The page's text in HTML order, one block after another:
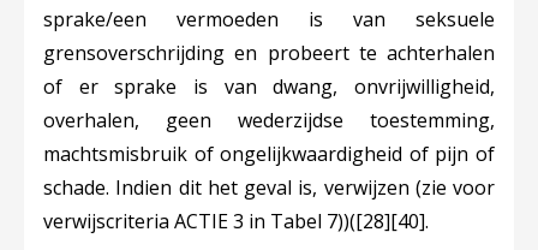
sprake/een vermoeden is van seksuele
grensoverschrijding en probeert te achterhalen
of er sprake is van dwang, onvrijwilligheid,
overhalen, geen wederzijdse toestemming,
machtsmisbruik of ongelijkwaardigheid of pijn of
schade. Indien dit het geval is, verwijzen (zie voor
verwijscriteria ACTIE 3 in Tabel 7))([28][40].